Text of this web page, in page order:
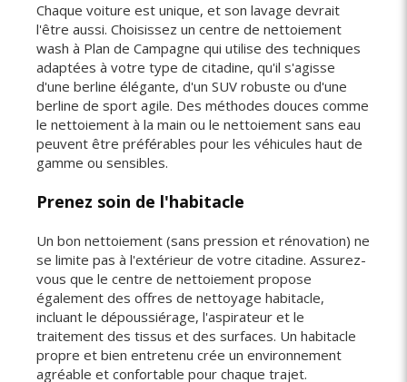
Chaque voiture est unique, et son lavage devrait
l'être aussi. Choisissez un centre de nettoiement
wash à Plan de Campagne qui utilise des techniques
adaptées à votre type de citadine, qu'il s'agisse
d'une berline élégante, d'un SUV robuste ou d'une
berline de sport agile. Des méthodes douces comme
le nettoiement à la main ou le nettoiement sans eau
peuvent être préférables pour les véhicules haut de
gamme ou sensibles.
Prenez soin de l'habitacle
Un bon nettoiement (sans pression et rénovation) ne
se limite pas à l'extérieur de votre citadine. Assurez-
vous que le centre de nettoiement propose
également des offres de nettoyage habitacle,
incluant le dépoussiérage, l'aspirateur et le
traitement des tissus et des surfaces. Un habitacle
propre et bien entretenu crée un environnement
agréable et confortable pour chaque trajet.